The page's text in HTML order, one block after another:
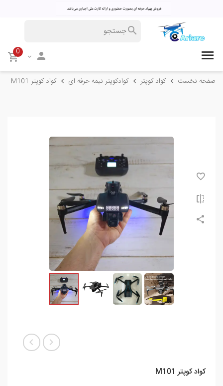
0
صفحه نخست کواد کوپتر کوادکوپتر نیمه حرفه ای کواد کوپتر M101
کواد کوپتر M101